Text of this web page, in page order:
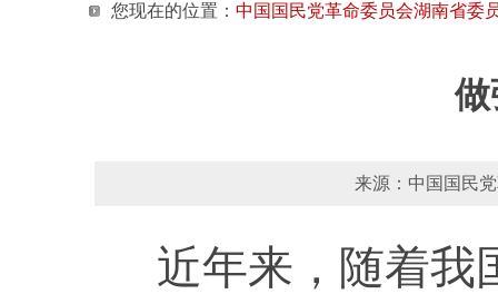
您现在的位置： 中国国民党革命委员会湖南省委
做
来源：中国国
近年来，随着我